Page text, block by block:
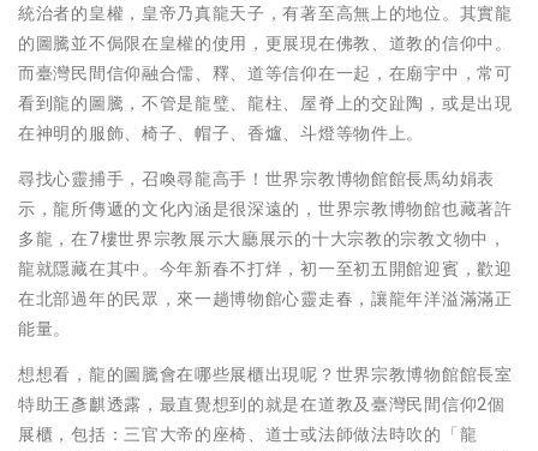
統治者的皇權，皇帝乃真龍天子，有著至高無上的地位。其實龍
的圖騰並不侷限在皇權的使用，更展現在佛教、道教的信仰中。
而臺灣民間信仰融合儒、釋、道等信仰在一起，在廟宇中，常可
看到龍的圖騰，不管是龍璧、龍柱、屋脊上的交趾陶，或是出現
在神明的服飾、椅子、帽子、香爐、斗燈等物件上。
尋找心靈捕手，召喚尋龍高手！世界宗教博物館館長馬幼娟表
示，龍所傳遞的文化內涵是很深遠的，世界宗教博物館也藏著許
多龍，在7樓世界宗教展示大廳展示的十大宗教的宗教文物中，
龍就隱藏在其中。今年新春不打烊，初一至初五開館迎賓，歡迎
在北部過年的民眾，來一趟博物館心靈走春，讓龍年洋溢滿滿正
能量。
想想看，龍的圖騰會在哪些展櫃出現呢？世界宗教博物館館長室
特助王彥麒透露，最直覺想到的就是在道教及臺灣民間信仰2個
展櫃，包括：三官大帝的座椅、道士或法師做法時吹的「龍